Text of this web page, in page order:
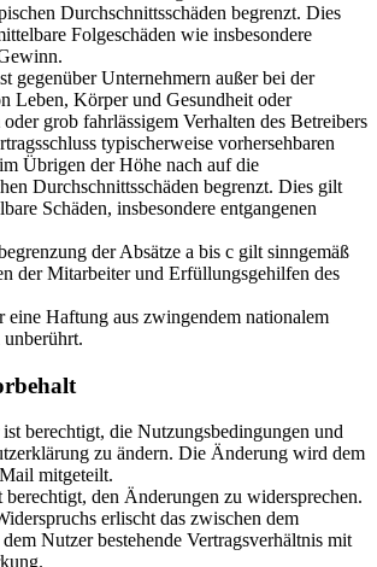
Durchschnittsschäden begrenzt. Dies
Folgeschäden wie insbesondere
gegenüber Unternehmern außer bei der
Leben, Körper und Gesundheit oder
grob fahrlässigem Verhalten des Betreibers
typischerweise vorhersehbaren
Übrigen der Höhe nach auf die
Durchschnittsschäden begrenzt. Dies gilt
Schäden, insbesondere entgangenen
der Absätze a bis c gilt sinngemäß
der Mitarbeiter und Erfüllungsgehilfen des
eine Haftung aus zwingendem nationalem
berechtigt, die Nutzungsbedingungen und
zu ändern. Die Änderung wird dem
mitgeteilt.
den Änderungen zu widersprechen.
erlischt das zwischen dem
Nutzer bestehende Vertragsverhältnis mit